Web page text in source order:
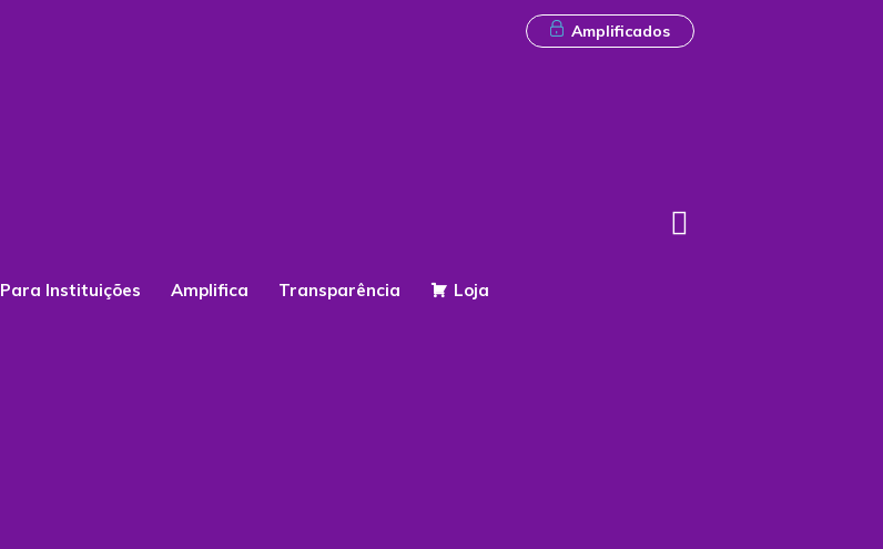
Amplificados
Para Instituições Amplifica Transparência Loja